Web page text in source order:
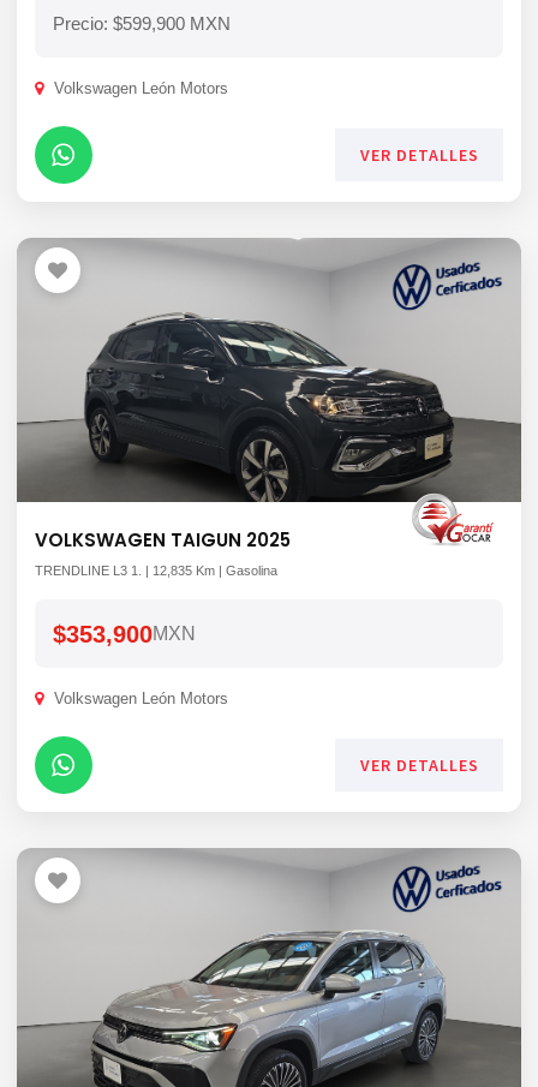
Precio: $599,900 MXN
Volkswagen León Motors
VER DETALLES
VOLKSWAGEN TAIGUN 2025
TRENDLINE L3 1. | 12,835 Km | Gasolina
$353,900MXN
Volkswagen León Motors
VER DETALLES